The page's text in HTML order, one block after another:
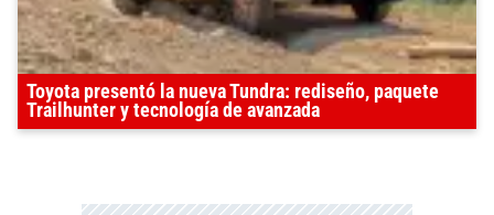
Toyota presentó la nueva Tundra: rediseño, paquete
Trailhunter y tecnología de avanzada